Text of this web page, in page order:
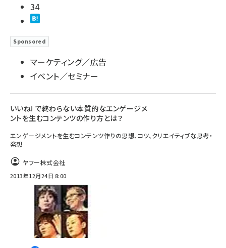
34
Sponsored
マーケティング／広告
イベント／セミナー
いいね! で終わらない本質的なエンゲージメ
ントを生むコンテンツの作り方とは？
エンゲージメントを生むコンテンツ作りの思想、コツ、クリエイティブな思考・
発想
ヤフー株式会社
2013年12月24日 8:00